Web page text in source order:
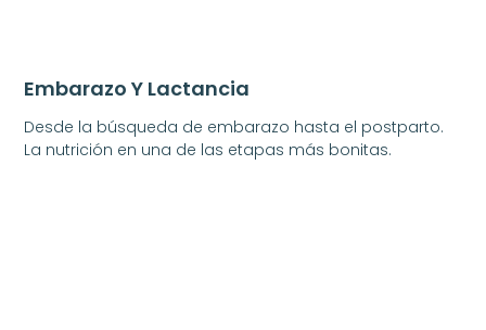
Embarazo Y Lactancia
Desde la búsqueda de embarazo hasta el postparto.
La nutrición en una de las etapas más bonitas.